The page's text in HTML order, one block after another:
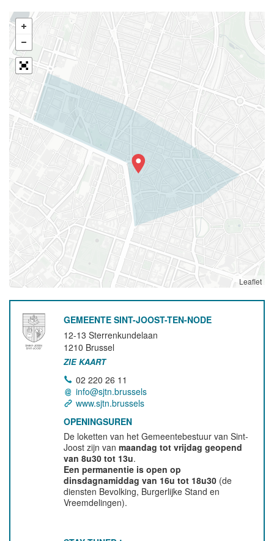
Leaflet
GEMEENTE SINT-JOOST-TEN-NODE
12-13 Sterrenkundelaan
1210 Brussel
ZIE KAART
02 220 26 11
info@sjtn.brussels
www.sjtn.brussels
OPENINGSUREN
De loketten van het Gemeentebestuur van Sint-
Joost zijn vanmaandag tot vrijdag geopend
van 8u30 tot 13u.
Een permanentie is open op
dinsdagnamiddag van 16u tot 18u30 (de
diensten Bevolking, Burgerlijke Stand en
Vreemdelingen).